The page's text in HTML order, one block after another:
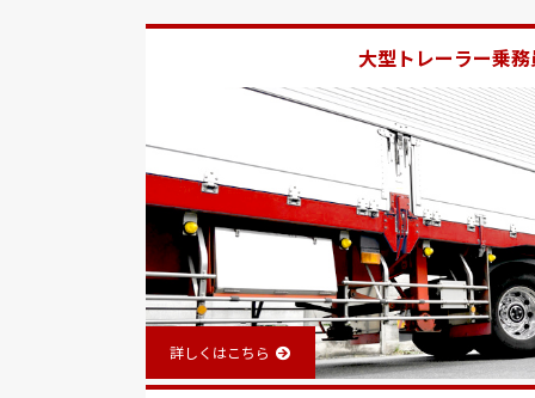
大型トレーラー乗
詳しくはこちら